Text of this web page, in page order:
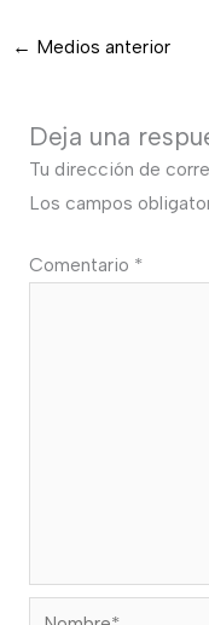
← Medios anterior
Deja una
Tu dirección de
Los campos
Comentario *
Nombre*